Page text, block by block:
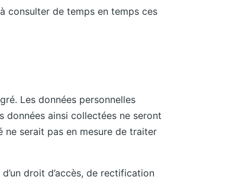
consulter de temps en temps ces
Les données personnelles
données ainsi collectées ne seront
ne serait pas en mesure de traiter
droit d’accès, de rectification